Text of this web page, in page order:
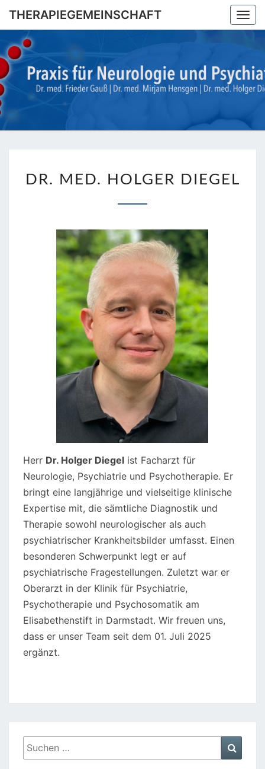
Skip
content
THERAPIEGEMEINSCHAFT
Dr. Med.
Frieder
MED.
DR. MED. HOLGER DIEGEL
Herr Dr. Holger Diegel ist Facharzt für
Neurologie, Psychiatrie und Psychotherapie. Er
bringt eine langjährige und vielseitige klinische
Expertise mit, die sämtliche Diagnostik und
Therapie sowohl neurologischer als auch
psychiatrischer Krankheitsbilder umfasst. Einen
besonderen Schwerpunkt legt er auf
psychiatrische Fragestellungen. Zuletzt war er
Oberarzt in der Klinik für Psychiatrie,
Psychotherapie und Psychosomatik am
Elisabethenstift in Darmstadt. Wir freuen uns,
dass er unser Team seit dem 01. Juli 2025
ergänzt.
Suchen
nach: